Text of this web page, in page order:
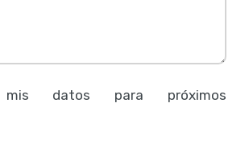
mis datos para próximos